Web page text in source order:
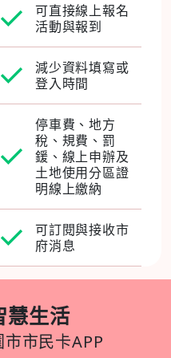
可直接線上報名
活動與報到
減少資料填寫或
登入時間
停車費、地方
稅、規費、罰
鍰、線上申辦及
土地使用分區證
明線上繳納
可訂閱與接收市
府消息
慧生活
市民卡APP